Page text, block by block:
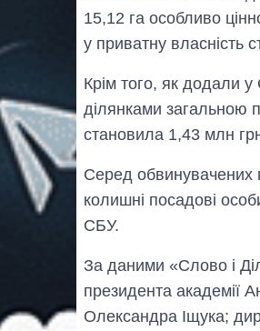
15,12 га особливо
у приватну власність
Крім того, як додали
ділянками загальною
становила 1,43 млн
Серед обвинувачених
колишні посадові
СБУ.
За даними «Слово і
президента академії
Олександра Іщука;